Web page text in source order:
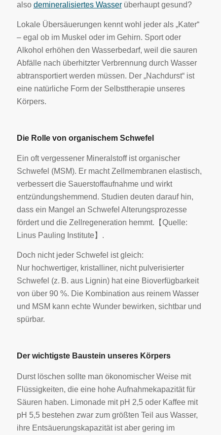
also demineralisiertes Wasserüberhaupt gesund?
Lokale Übersäuerungen kennt wohl jeder als „Kater“
– egal ob im Muskel oder im Gehirn. Sport oder
Alkohol erhöhen den Wasserbedarf, weil die sauren
Abfälle nach überhitzter Verbrennung durch Wasser
abtransportiert werden müssen. Der „Nachdurst“ ist
eine natürliche Form der Selbsttherapie unseres
Körpers.
Die Rolle von organischem Schwefel
Ein oft vergessener Mineralstoff ist organischer
Schwefel (MSM). Er macht Zellmembranen elastisch,
verbessert die Sauerstoffaufnahme und wirkt
entzündungshemmend. Studien deuten darauf hin,
dass ein Mangel an Schwefel Alterungsprozesse
fördert und die Zellregeneration hemmt.【Quelle:
Linus Pauling Institute】.
Doch nicht jeder Schwefel ist gleich:
Nur hochwertiger, kristalliner, nicht pulverisierter
Schwefel (z. B. aus Lignin) hat eine Bioverfügbarkeit
von über 90 %. Die Kombination aus reinem Wasser
und MSM kann echte Wunder bewirken, sichtbar und
spürbar.
Der wichtigste Baustein unseres Körpers
Durst löschen sollte man ökonomischer Weise mit
Flüssigkeiten, die eine hohe Aufnahmekapazität für
Säuren haben. Limonade mit pH 2,5 oder Kaffee mit
pH 5,5 bestehen zwar zum größten Teil aus Wasser,
ihre Entsäuerungskapazität ist aber gering im